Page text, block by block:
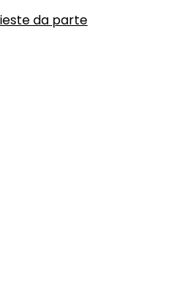
da parte